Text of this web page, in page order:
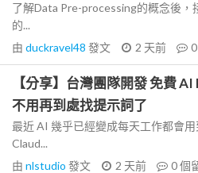
了解Data Pre-processing的概念後，
的...
由 duckravel48 發文 2 天前 0
【分享】台灣團隊開發 免費
不用再到處找提示詞了
最近 AI 幾乎已經變成每天工作都會
Claud...
由 nlstudio 發文 2 天前 0個